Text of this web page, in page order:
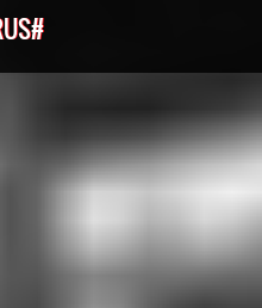
#BELARUS